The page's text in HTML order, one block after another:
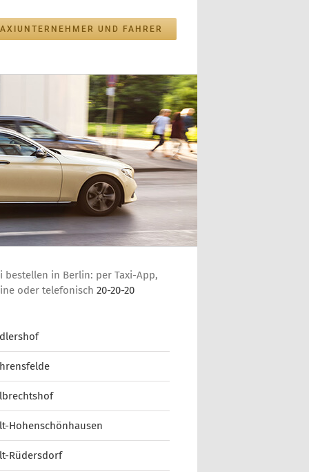
UND FAHRER
bestellen in Berlin: per Taxi-App,
oder telefonisch 20-20-20
Hohenschönhausen
Rüdersdorf